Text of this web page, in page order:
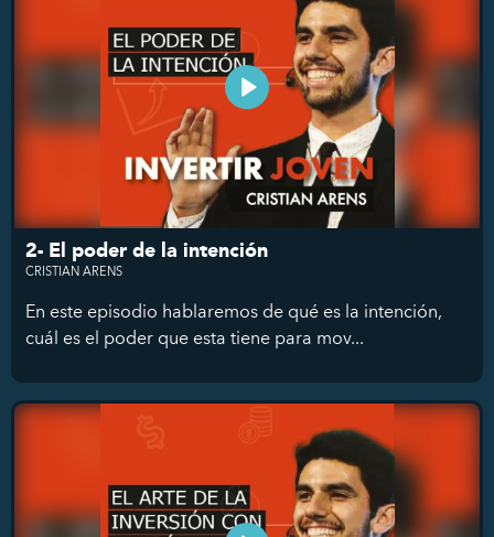
2- El poder de la intención
CRISTIAN ARENS
En este episodio hablaremos de qué es la intención,
cuál es el poder que esta tiene para mov...